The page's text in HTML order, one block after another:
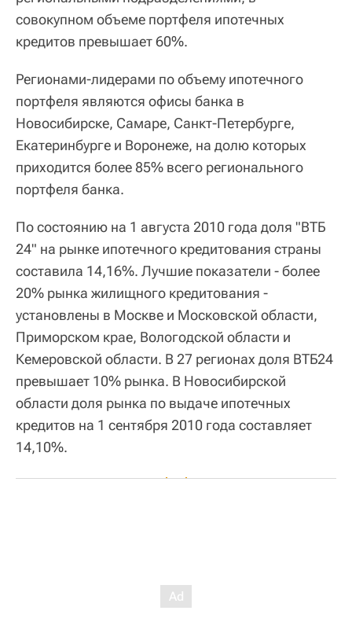
совокупном объеме портфеля ипотечных
кредитов превышает 60%.
Регионами-лидерами по объему ипотечного
портфеля являются офисы банка в
Новосибирске, Самаре, Санкт-Петербурге,
Екатеринбурге и Воронеже, на долю которых
приходится более 85% всего регионального
портфеля банка.
По состоянию на 1 августа 2010 года доля "ВТБ
24" на рынке ипотечного кредитования страны
составила 14,16%. Лучшие показатели - более
20% рынка жилищного кредитования -
установлены в Москве и Московской области,
Приморском крае, Вологодской области и
Кемеровской области. В 27 регионах доля ВТБ24
превышает 10% рынка. В Новосибирской
области доля рынка по выдаче ипотечных
кредитов на 1 сентября 2010 года составляет
14,10%.